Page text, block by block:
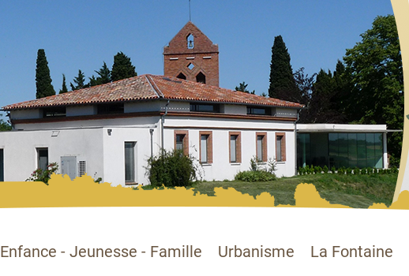
Enfance - Jeunesse - Famille Urbanisme La Fontaine